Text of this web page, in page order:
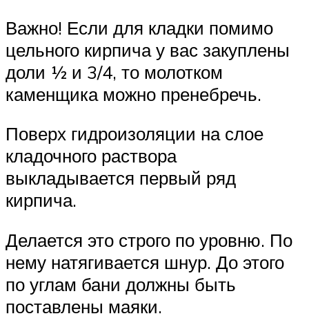
Важно! Если для кладки помимо
цельного кирпича у вас закуплены
доли ½ и 3/4, то молотком
каменщика можно пренебречь.
Поверх гидроизоляции на слое
кладочного раствора
выкладывается первый ряд
кирпича.
Делается это строго по уровню. По
нему натягивается шнур. До этого
по углам бани должны быть
поставлены маяки.